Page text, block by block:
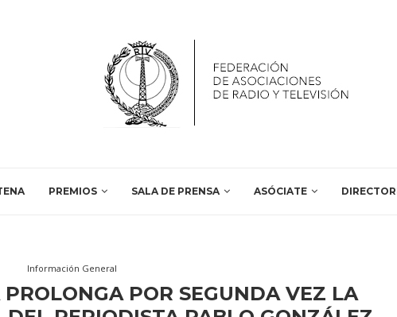
PREMIOS SALA DE PRENSA ASÓCIATE
Información General
POR SEGUNDA VEZ LA